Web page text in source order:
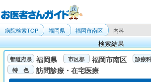
病院検索TOP 福岡県 福岡市南区 内科
検索結果
福岡県 福岡市南区
訪問診療・在宅医療